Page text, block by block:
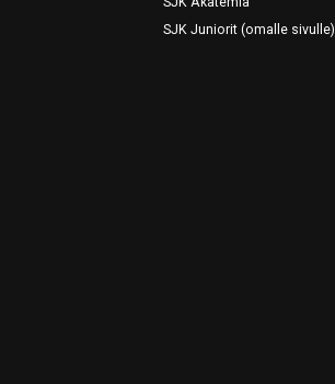
SJK Juniorit (omalle sivulle)